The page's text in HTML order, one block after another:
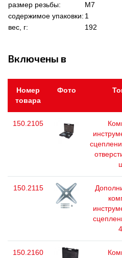
размер резьбы:
M7
содержимое упаковки: 1
вес, г:
192
Включены в
Номер
товара
Фото
150.2105
150.2115
150.2160